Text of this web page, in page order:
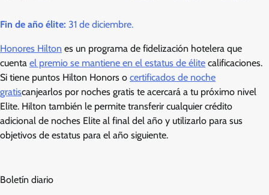
Fin de año élite: 31 de diciembre.
Honores Hilton es un programa de fidelización hotelera que
cuenta el premio se mantiene en el estatus de élite calificaciones.
Si tiene puntos Hilton Honors o certificados de noche
gratiscanjearlos por noches gratis te acercará a tu próximo nivel
Elite. Hilton también le permite transferir cualquier crédito
adicional de noches Elite al final del año y utilizarlo para sus
objetivos de estatus para el año siguiente.
Boletín diario